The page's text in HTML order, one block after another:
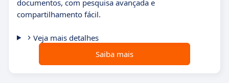
documentos, com pesquisa avançada e
compartilhamento fácil.
Veja mais detalhes
Saiba mais